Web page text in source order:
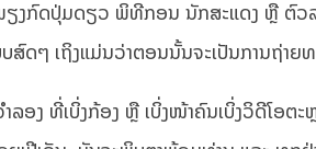
ງກົດປຸ່ມດຽວ ພິທີກອນ ນັກສະແດງ ຫຼື ຕົວ
ສົດໆ ເຖິງແມ່ນວ່າຕອນນັ້ນຈະເປັນການຖ່າ
ງ ທີ່ເບິ່ງກ້ອງ ຫຼື ເບິ່ງໜ້າຄົນເບິ່ງວິດີໂອຕະ